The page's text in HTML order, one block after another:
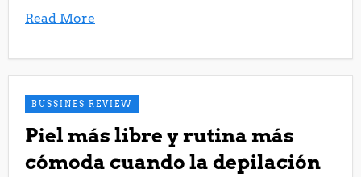
Read More
BUSSINES REVIEW
Piel más libre y rutina más
cómoda cuando la depilación